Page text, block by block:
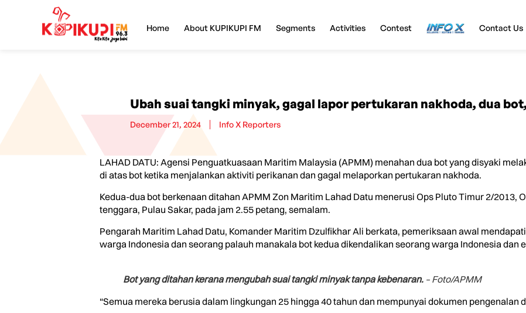
Home About KUPIKUPI FM Segments Activities Contest InfoX Contact Us
Ubah suai tangki minyak, gagal lapor pertukaran nakhoda, dua
December 21, 2024 Info X Reporters
LAHAD DATU: Agensi Penguatkuasaan Maritim Malaysia (APMM) menahan dua bot yang disyaki
di atas bot ketika menjalankan aktiviti perikanan dan gagal melaporkan pertukaran nakhoda.
Kedua-dua bot berkenaan ditahan APMM Zon Maritim Lahad Datu menerusi Ops Pluto Timur 2/2013,
tenggara, Pulau Sakar, pada jam 2.55 petang, semalam.
Pengarah Maritim Lahad Datu, Komander Maritim Dzulfikhar Ali berkata, pemeriksaan awal
warga Indonesia dan seorang palauh manakala bot kedua dikendalikan seorang warga Indonesia dan
Bot yang ditahan kerana mengubah suai tangki minyak tanpa kebenaran. – Foto/APMM
“Semua mereka berusia dalam lingkungan 25 hingga 40 tahun dan mempunyai dokumen pengenalan